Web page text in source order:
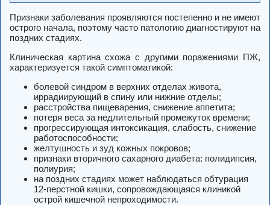
Признаки заболевания проявляются постепенно и не имеют
острого начала, поэтому часто патологию диагностируют на
поздних стадиях.
Клиническая картина схожа с другими поражениями ПЖ,
характеризуется такой симптоматикой:
болевой синдром в верхних отделах живота,
иррадиирующий в спину или нижние отделы;
расстройства пищеварения, снижение аппетита;
потеря веса за недлительный промежуток времени;
прогрессирующая интоксикация, слабость, снижение
работоспособности;
желтушность и зуд кожных покровов;
признаки вторичного сахарного диабета: полидипсия,
полиурия;
на поздних стадиях может наблюдаться обтурация
12-перстной кишки, сопровождающаяся клиникой
острой кишечной непроходимости.